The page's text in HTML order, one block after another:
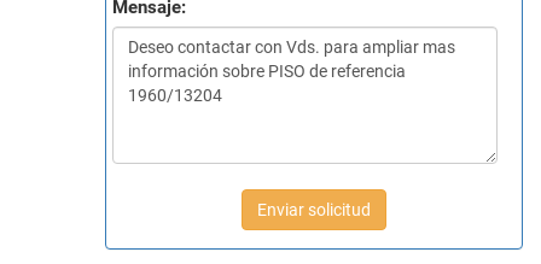
Mensaje:
Enviar solicitud